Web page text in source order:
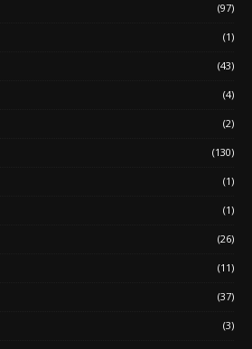
(97)
(1)
(43)
(4)
(2)
(130)
(1)
(1)
(26)
(11)
(37)
(3)